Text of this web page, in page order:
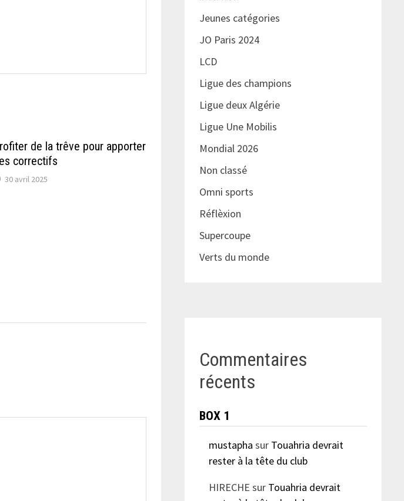
de la trêve pour apporter
correctifs
30 avril 2025
Jeunes catégories
JO Paris 2024
LCD
Ligue des champions
Ligue deux Algérie
Ligue Une Mobilis
Mondial 2026
Non classé
Omni sports
Réflèxion
Supercoupe
Verts du monde
Commentaires
récents
BOX 1
mustapha sur Touahria devrait
rester à la tête du club
HIRECHE sur Touahria devrait